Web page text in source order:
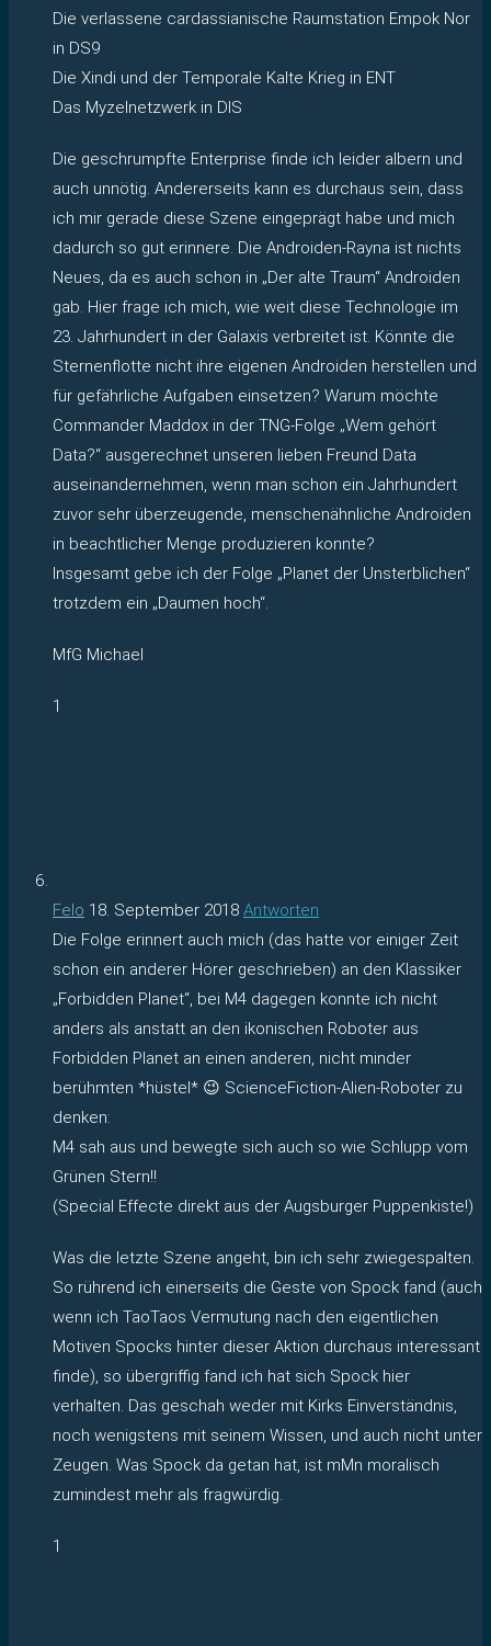
Die verlassene cardassianische Raumstation Empok Nor
in DS9
Die Xindi und der Temporale Kalte Krieg in ENT
Das Myzelnetzwerk in DIS
Die geschrumpfte Enterprise finde ich leider albern und
auch unnötig. Andererseits kann es durchaus sein, dass
ich mir gerade diese Szene eingeprägt habe und mich
dadurch so gut erinnere. Die Androiden-Rayna ist nichts
Neues, da es auch schon in „Der alte Traum“ Androiden
gab. Hier frage ich mich, wie weit diese Technologie im
23. Jahrhundert in der Galaxis verbreitet ist. Könnte die
Sternenflotte nicht ihre eigenen Androiden herstellen und
für gefährliche Aufgaben einsetzen? Warum möchte
Commander Maddox in der TNG-Folge „Wem gehört
Data?“ ausgerechnet unseren lieben Freund Data
auseinandernehmen, wenn man schon ein Jahrhundert
zuvor sehr überzeugende, menschenähnliche Androiden
in beachtlicher Menge produzieren konnte?
Insgesamt gebe ich der Folge „Planet der Unsterblichen“
trotzdem ein „Daumen hoch“.
MfG Michael
1
Felo 18. September 2018 Antworten
Die Folge erinnert auch mich (das hatte vor einiger Zeit
schon ein anderer Hörer geschrieben) an den Klassiker
„Forbidden Planet“, bei M4 dagegen konnte ich nicht
anders als anstatt an den ikonischen Roboter aus
Forbidden Planet an einen anderen, nicht minder
berühmten *hüstel* 😉 ScienceFiction-Alien-Roboter zu
denken:
M4 sah aus und bewegte sich auch so wie Schlupp vom
Grünen Stern!!
(Special Effecte direkt aus der Augsburger Puppenkiste!)
Was die letzte Szene angeht, bin ich sehr zwiegespalten.
So rührend ich einerseits die Geste von Spock fand (auch
wenn ich TaoTaos Vermutung nach den eigentlichen
Motiven Spocks hinter dieser Aktion durchaus interessant
finde), so übergriffig fand ich hat sich Spock hier
verhalten. Das geschah weder mit Kirks Einverständnis,
noch wenigstens mit seinem Wissen, und auch nicht unter
Zeugen. Was Spock da getan hat, ist mMn moralisch
zumindest mehr als fragwürdig.
1